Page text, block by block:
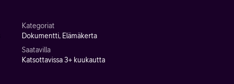
Kategoriat
Dokumentti, Elämäkerta
Saatavilla
Katsottavissa 3+ kuukautta